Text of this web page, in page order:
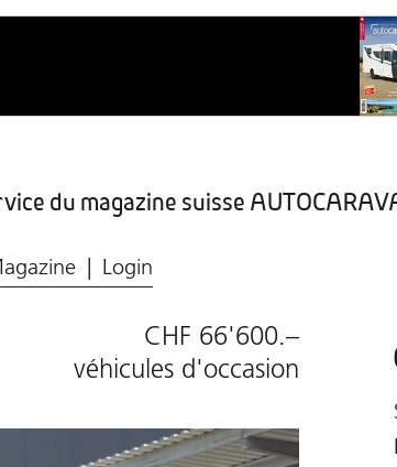
du magazine suisse
Login
CHF 66'600.–
véhicules d'occasion